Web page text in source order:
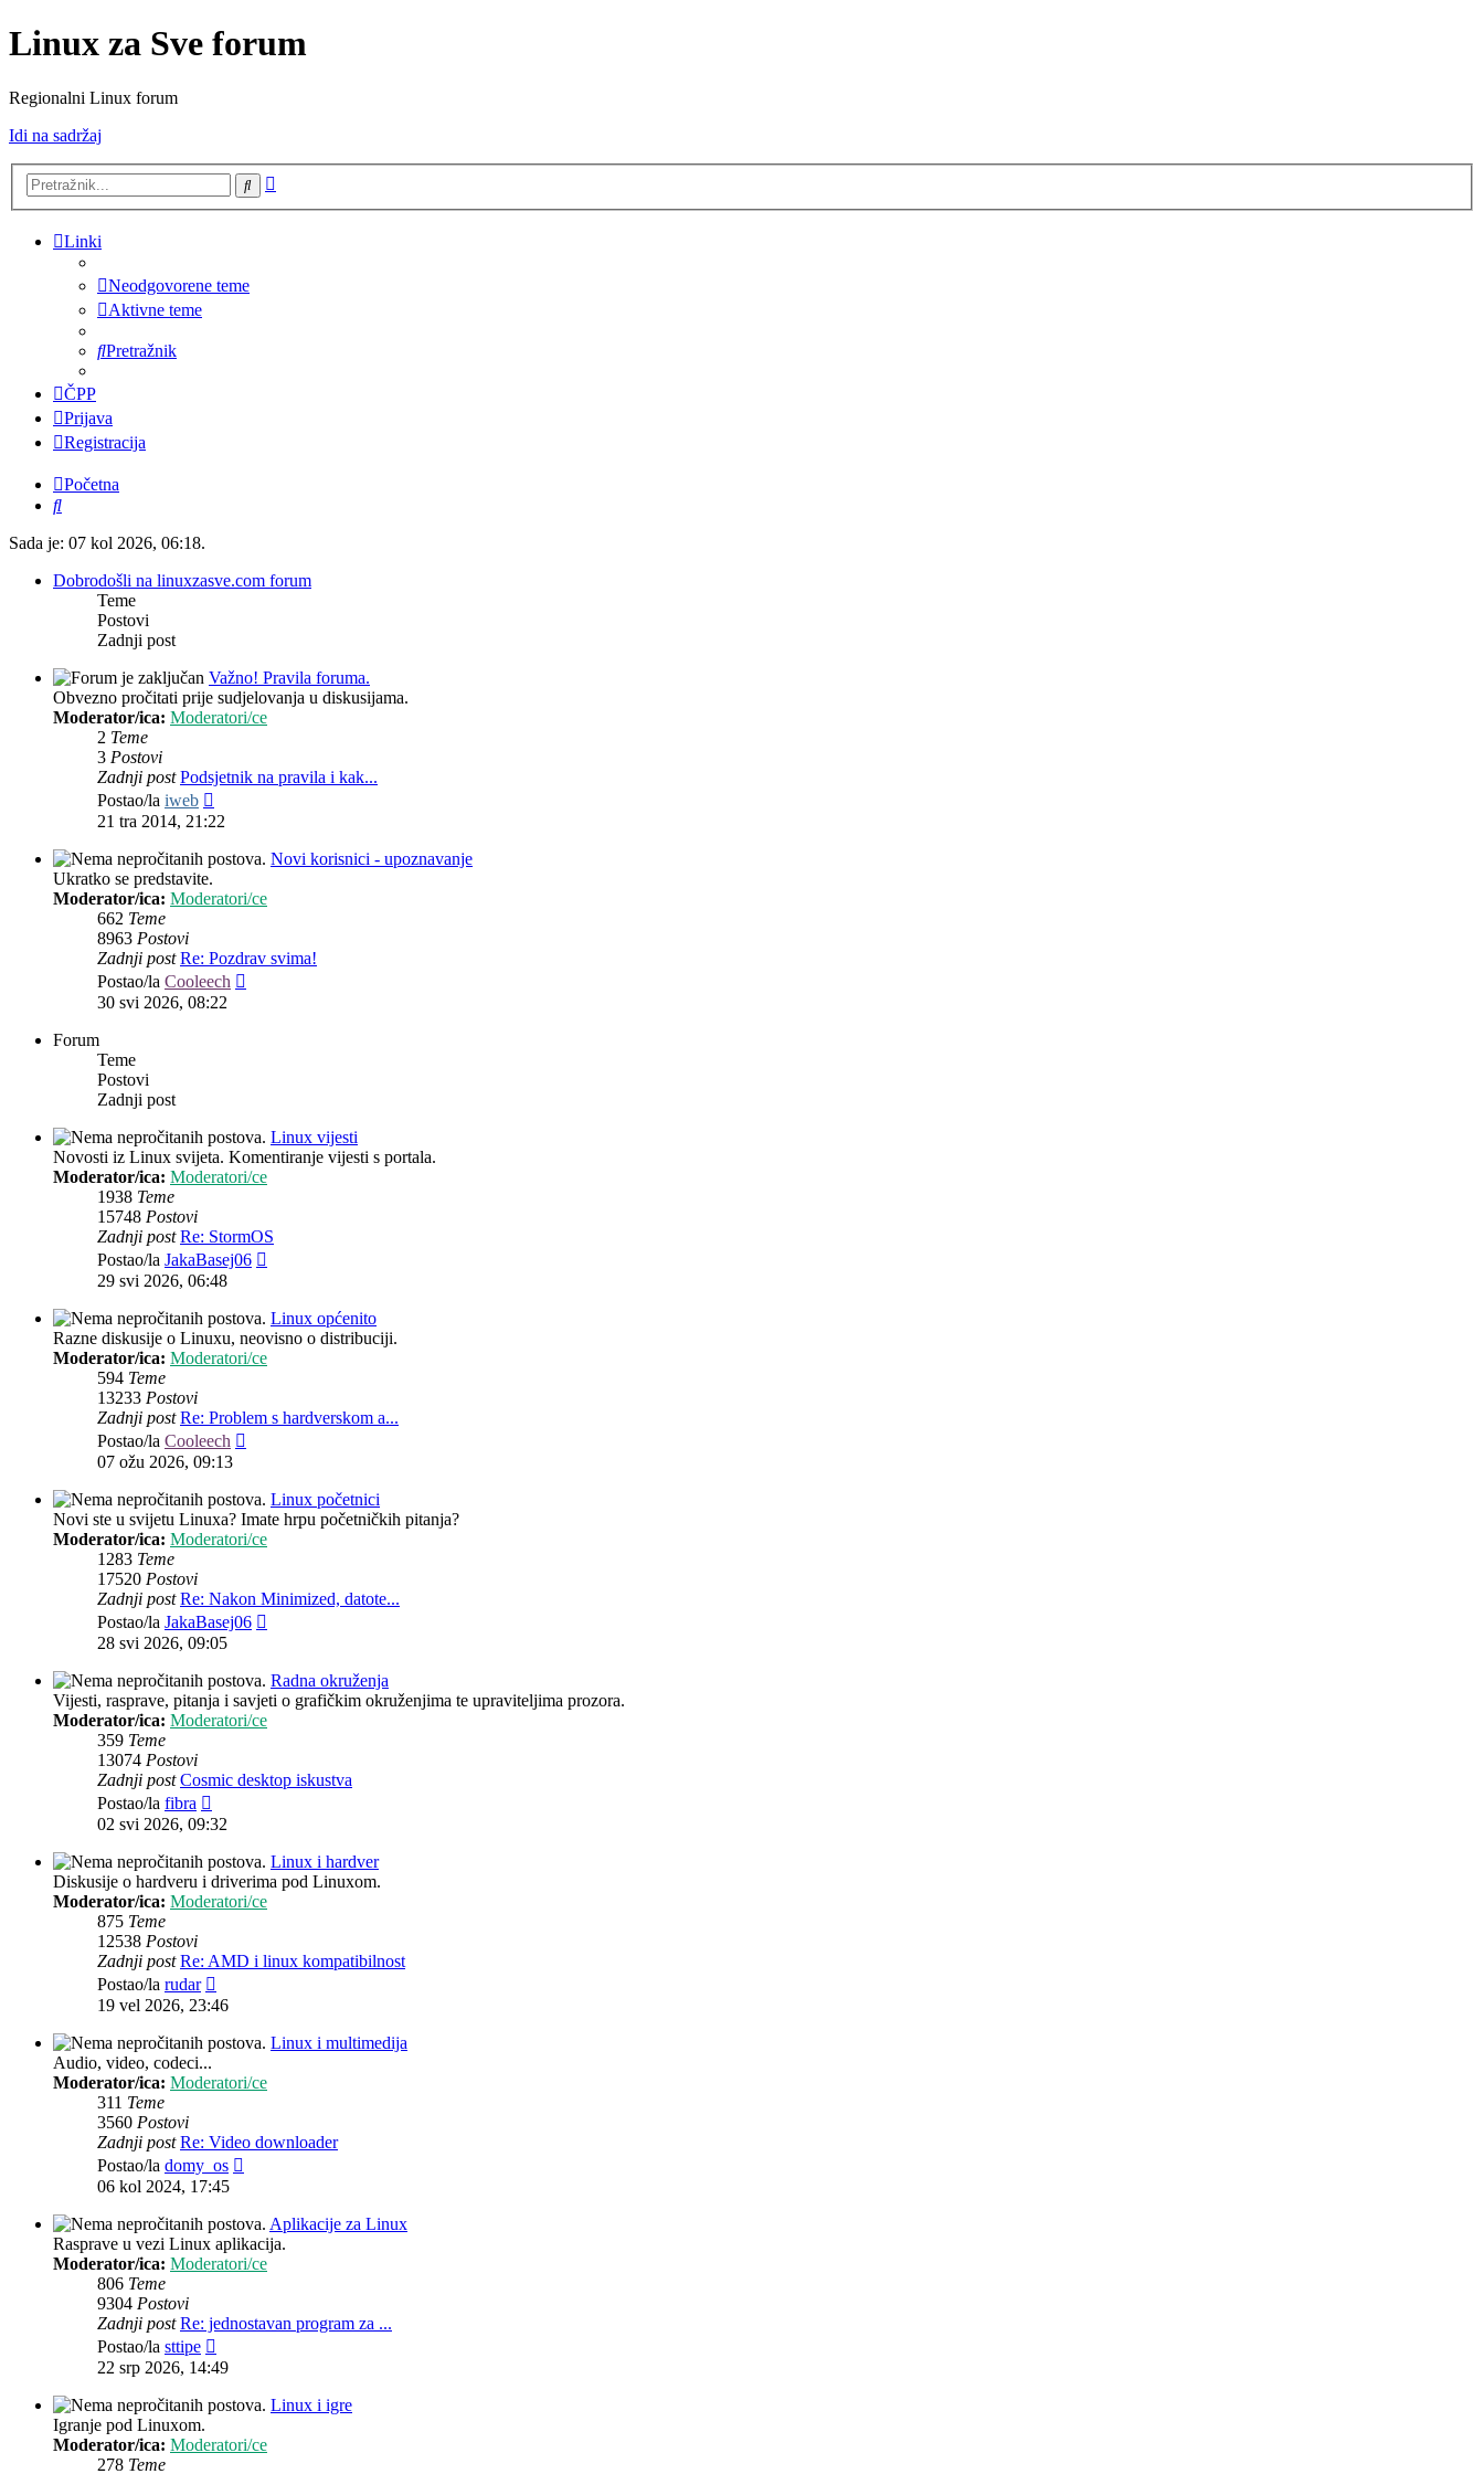
Linux za Sve forum
Regionalni Linux forum
Idi na sadržaj
Pretražnik
Linki
Neodgovorene teme
Aktivne teme
Pretražnik
ČPP
Prijava
Registracija
Početna
Pretražnik
Sada je: 07 kol 2026, 06:18.
Dobrodošli na linuxzasve.com forum
Teme
Postovi
Zadnji post
Važno! Pravila foruma.
Obvezno pročitati prije sudjelovanja u diskusijama.
Moderator/ica: Moderatori/ce
2 Teme
3 Postovi
Zadnji post Podsjetnik na pravila i kak...
Postao/la iweb
post
21 tra 2014, 21:22
Novi korisnici - upoznavanje
Ukratko se predstavite.
Moderator/ica: Moderatori/ce
662 Teme
8963 Postovi
Zadnji post Re: Pozdrav svima!
Postao/la Cooleech
30 svi 2026, 08:22
Forum
Teme
Postovi
Zadnji post
Linux vijesti
Novosti iz Linux svijeta. Komentiranje vijesti s portala.
Moderator/ica: Moderatori/ce
1938 Teme
15748 Postovi
Zadnji post Re: StormOS
Postao/la JakaBasej06
29 svi 2026, 06:48
Linux općenito
Razne diskusije o Linuxu, neovisno o distribuciji.
Moderator/ica: Moderatori/ce
594 Teme
13233 Postovi
Zadnji post Re: Problem s hardverskom a...
Postao/la Cooleech
07 ožu 2026, 09:13
Linux početnici
Novi ste u svijetu Linuxa? Imate hrpu početničkih pitanja?
Moderator/ica: Moderatori/ce
1283 Teme
17520 Postovi
Zadnji post Re: Nakon Minimized, datote...
Postao/la JakaBasej06
28 svi 2026, 09:05
Radna okruženja
Vijesti, rasprave, pitanja i savjeti o grafičkim okruženjima te upraviteljima prozora.
Moderator/ica: Moderatori/ce
359 Teme
13074 Postovi
Zadnji post Cosmic desktop iskustva
Postao/la fibra
post
02 svi 2026, 09:32
Linux i hardver
Diskusije o hardveru i driverima pod Linuxom.
Moderator/ica: Moderatori/ce
875 Teme
12538 Postovi
Zadnji post Re: AMD i linux kompatibilnost
Postao/la rudar
post
19 vel 2026, 23:46
Linux i multimedija
Audio, video, codeci...
Moderator/ica: Moderatori/ce
311 Teme
3560 Postovi
Zadnji post Re: Video downloader
Postao/la domy_os
06 kol 2024, 17:45
Aplikacije za Linux
Rasprave u vezi Linux aplikacija.
Moderator/ica: Moderatori/ce
806 Teme
9304 Postovi
Zadnji post Re: jednostavan program za ...
Postao/la sttipe
post
22 srp 2026, 14:49
Linux i igre
Igranje pod Linuxom.
Moderator/ica: Moderatori/ce
278 Teme